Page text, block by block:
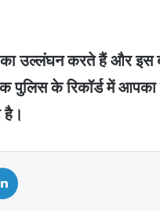
का उल्लंघन करते हैं और इस
पुलिस के रिकॉर्ड में आपका
है।